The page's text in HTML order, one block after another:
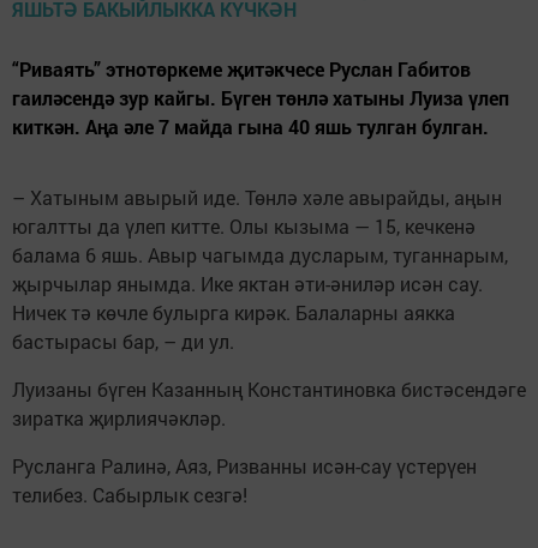
“Риваять” этнотөркеме җитәкчесе Руслан Габитов
гаиләсендә зур кайгы. Бүген төнлә хатыны Луиза үлеп
киткән. Аңа әле 7 майда гына 40 яшь тулган булган.
– Хатыным авырый иде. Төнлә хәле авырайды, аңын
югалтты да үлеп китте. Олы кызыма — 15, кечкенә
балама 6 яшь. Авыр чагымда дусларым, туганнарым,
җырчылар янымда. Ике яктан әти-әниләр исән сау.
Ничек тә көчле булырга кирәк. Балаларны аякка
бастырасы бар, – ди ул.
Луизаны бүген Казанның Константиновка бистәсендәге
зиратка җирлиячәкләр.
Русланга Ралинә, Аяз, Ризванны исән-сау үстерүен
телибез. Сабырлык сезгә!